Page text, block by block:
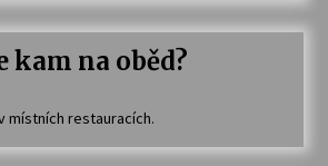
kam na oběd?
místních restauracích.